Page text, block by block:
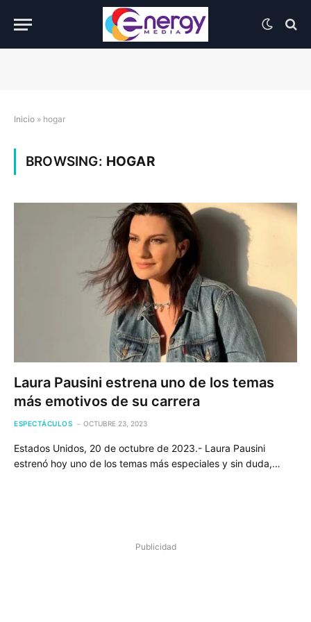
Inicio » hogar
BROWSING: HOGAR
Laura Pausini estrena uno de los temas
más emotivos de su carrera
ESPECTÁCULOS OCTUBRE 23, 2023
Estados Unidos, 20 de octubre de 2023.- Laura Pausini
estrenó hoy uno de los temas más especiales y sin duda,…
Publicidad